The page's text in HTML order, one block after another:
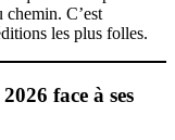
chemin. C’est
les plus folles.
face à ses